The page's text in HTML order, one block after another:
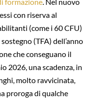
con riserva al
(come i 60 CFU)
(TFA) dell’anno
che conseguano il
2026, una scadenza, in
molto ravvicinata,
proroga di qualche